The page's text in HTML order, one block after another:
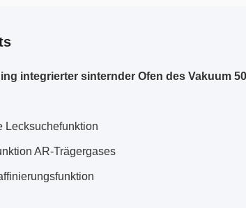
integrierter sinternder Ofen des Vakuum
Lecksuchefunktion
AR-Trägergases